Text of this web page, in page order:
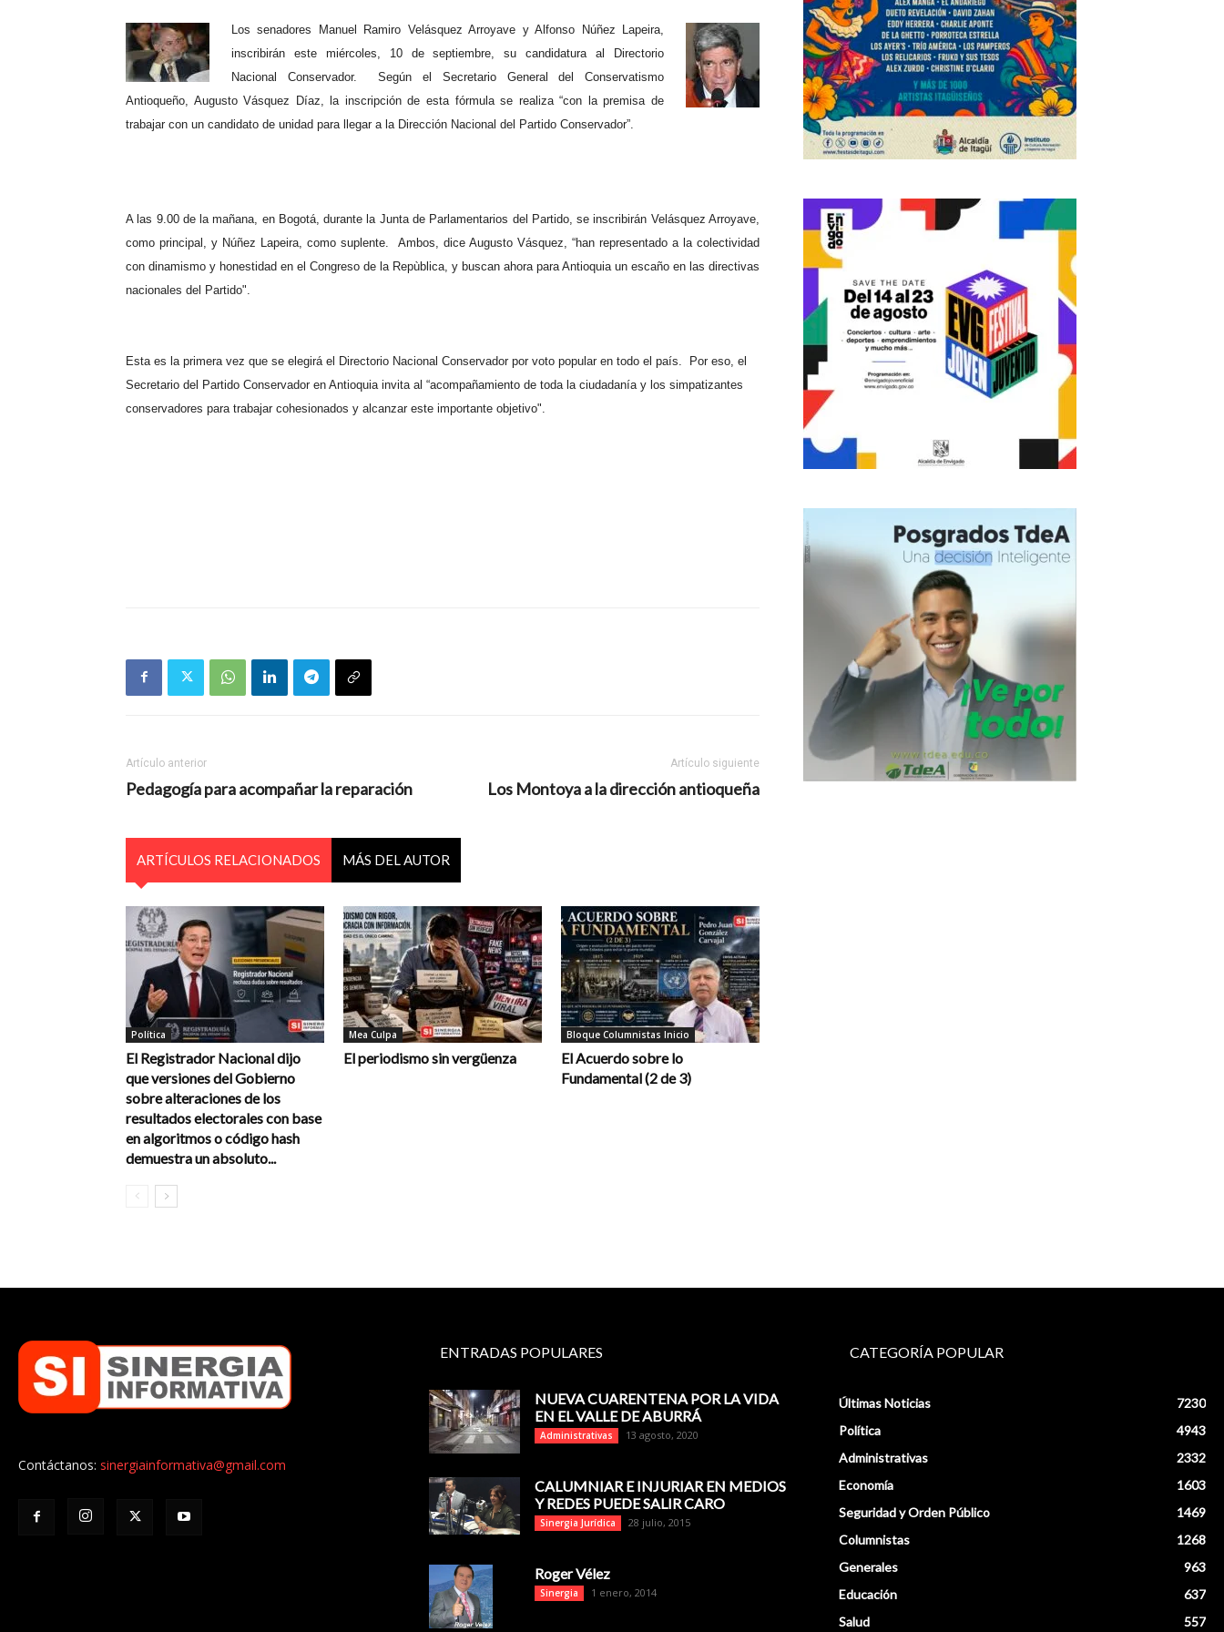
Los senadores Manuel Ramiro Velásquez Arroyave y Alfonso Núñez Lapeira,
inscribirán este miércoles, 10 de septiembre, su candidatura al Directorio
Nacional Conservador.
Según el Secretario General del Conservatismo
Antioqueño, Augusto Vásquez Díaz, la inscripción de esta fórmula se realiza “con la premisa de
trabajar con un candidato de unidad para llegar a la Dirección Nacional del Partido Conservador”.
A las 9.00 de la mañana, en Bogotá, durante la Junta de Parlamentarios del Partido, se inscribirán Velásquez Arroyave,
como principal, y Núñez Lapeira, como suplente.
Ambos, dice Augusto Vásquez, “han representado a la colectividad
con dinamismo y honestidad en el Congreso de la Repùblica, y buscan ahora para Antioquia un escaño en las directivas
nacionales del Partido".
Esta es la primera vez que se elegirá el Directorio Nacional Conservador por voto popular en todo el país.
Por eso, el
Secretario del Partido Conservador en Antioquia invita al “acompañamiento de toda la ciudadanía y los simpatizantes
conservadores para trabajar cohesionados y alcanzar este importante objetivo".
Artículo anterior
Pedagogía para acompañar la reparación
Artículo siguiente
Los Montoya a la dirección antioqueña
ARTÍCULOS RELACIONADOS MÁS DEL AUTOR
Política
El Registrador Nacional dijo
que versiones del Gobierno
sobre alteraciones de los
resultados electorales con base
en algoritmos o código hash
demuestra un absoluto...
Mea Culpa
El periodismo sin vergüenza
Bloque Columnistas Inicio
El Acuerdo sobre lo
Fundamental (2 de 3)
Contáctanos: sinergiainformativa@gmail.com
ENTRADAS POPULARES
NUEVA CUARENTENA POR LA VIDA
EN EL VALLE DE ABURRÁ
Administrativas 13 agosto, 2020
CALUMNIAR E INJURIAR EN MEDIOS
Y REDES PUEDE SALIR CARO
Sinergia Jurídica 28 julio, 2015
Roger Vélez
Sinergia 1 enero, 2014
CATEGORÍA POPULAR
Últimas Noticias
7230
Política
4943
Administrativas
2332
Economía
1603
Seguridad y Orden Público
1469
Columnistas
1268
Generales
963
Educación
637
Salud
557